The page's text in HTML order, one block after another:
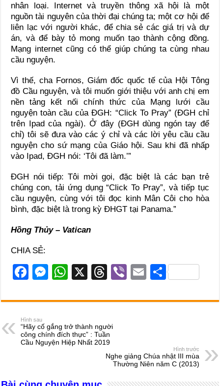
nhân loại. Internet và truyền thông xã hội là một
nguồn tài nguyên của thời đại chúng ta; một cơ hội để
liên lạc với người khác, để chia sẻ các giá trị và dự
án, và để bày tỏ mong muốn tạo thành cộng đồng.
Mạng internet cũng có thể giúp chúng ta cùng nhau
cầu nguyện.
Vì thế, cha Fornos, Giám đốc quốc tế của Hội Tông
đồ Cầu nguyện, và tôi muốn giới thiệu với anh chị em
nền tảng kết nối chính thức của Mạng lưới cầu
nguyện toàn cầu của ĐGH: “Click To Pray” (ĐGH chỉ
trên Ipad của ngài). Ở đây (ĐGH dùng ngón tay để
chỉ) tôi sẽ đưa vào các ý chỉ và các lời yêu cầu cầu
nguyện cho sứ mạng của Giáo hội. Sau khi đã nhấp
vào Ipad, ĐGH nói: ‘Tôi đã làm.’”
ĐGH nói tiếp: Tôi mời gọi, đặc biệt là các bạn trẻ
chúng con, tải ứng dụng “Click To Pray”, và tiếp tục
cầu nguyện, cùng với tôi đọc kinh Mân Côi cho hòa
bình, đặc biệt là trong kỳ ĐHGT tại Panama.”
Hồng Thủy – Vatican
CHIA SẺ:
F
c
e
b
o
k
M
ss
e
n
g
W
at
A
p
X
T
e
d
s
Vi
er
E
ail
S
ar
Hình sau
“Hãy cố gắng trở thành người
công chính đích thực” : Tuần
Cầu Nguyện Hiệp Nhất 2019
Hình trước
Nghe giảng Chúa nhật III mùa
Thường Niên năm C (2013)